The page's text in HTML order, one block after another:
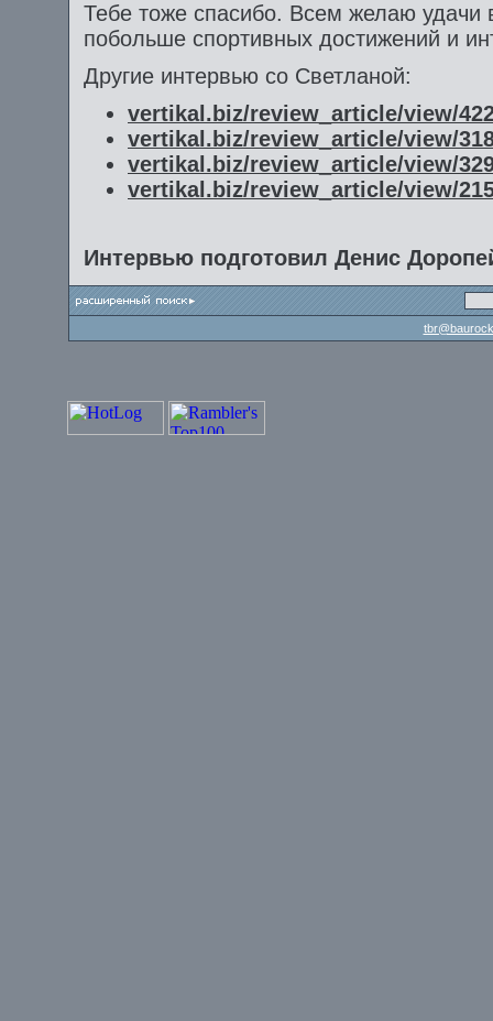
Тебе тоже спасибо. Всем желаю удачи
побольше спортивных достижений и
Другие интервью со Светланой:
vertikal.biz/review_article/view/
vertikal.biz/review_article/view/
vertikal.biz/review_article/view/
vertikal.biz/review_article/view/
Интервью подготовил Денис